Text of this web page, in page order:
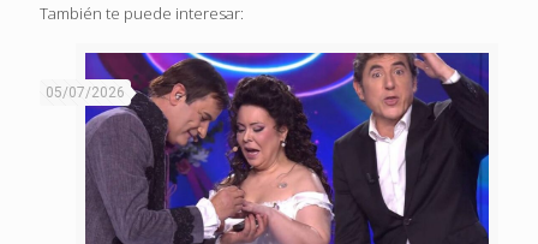
También te puede interesar:
05/07/2026